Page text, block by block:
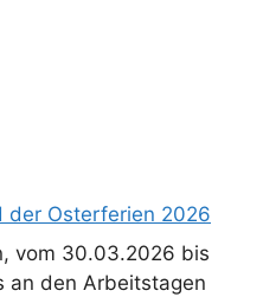
der Osterferien 2026
vom 30.03.2026 bis
an den Arbeitstagen